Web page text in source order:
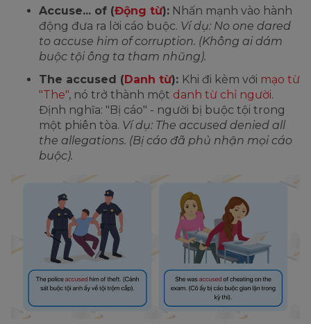
Accuse... of (Động từ): Nhấn mạnh vào hành
động đưa ra lời cáo buộc. Ví dụ: No one dared
to accuse him of corruption. (Không ai dám
buộc tội ông ta tham nhũng).
The accused ( Danh từ): Khi đi kèm với mạo từ
"The", nó trở thành một danh từ chỉ người.
Định nghĩa: "Bị cáo" - người bị buộc tội trong
một phiên tòa. Ví dụ: The accused denied all
the allegations. (Bị cáo đã phủ nhận mọi cáo
buộc).